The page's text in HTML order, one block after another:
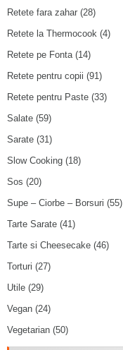
Retete fara zahar (28)
Retete la Thermocook (4)
Retete pe Fonta(14)
Retete pentru copii (91)
Retete pentru Paste (33)
Salate (59)
Sarate (31)
Slow Cooking (18)
Sos (20)
Supe – Ciorbe – Borsuri (55)
Tarte Sarate (41)
Tarte si Cheesecake (46)
Torturi (27)
Utile (29)
Vegan (24)
Vegetarian (50)